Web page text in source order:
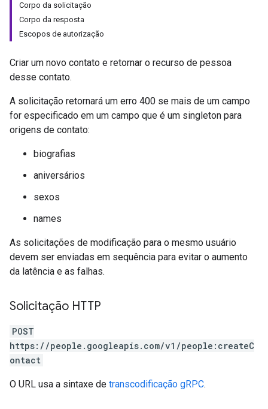
Corpo da solicitação
Corpo da resposta
Escopos de autorização
Criar um novo contato e retornar o recurso de pessoa
desse contato.
A solicitação retornará um erro 400 se mais de um campo
for especificado em um campo que é um singleton para
origens de contato:
biografias
aniversários
sexos
names
As solicitações de modificação para o mesmo usuário
devem ser enviadas em sequência para evitar o aumento
da latência e as falhas.
Solicitação HTTP
POST
https://people.googleapis.com/v1/people:createC
ontact
O URL usa a sintaxe de transcodificação gRPC.